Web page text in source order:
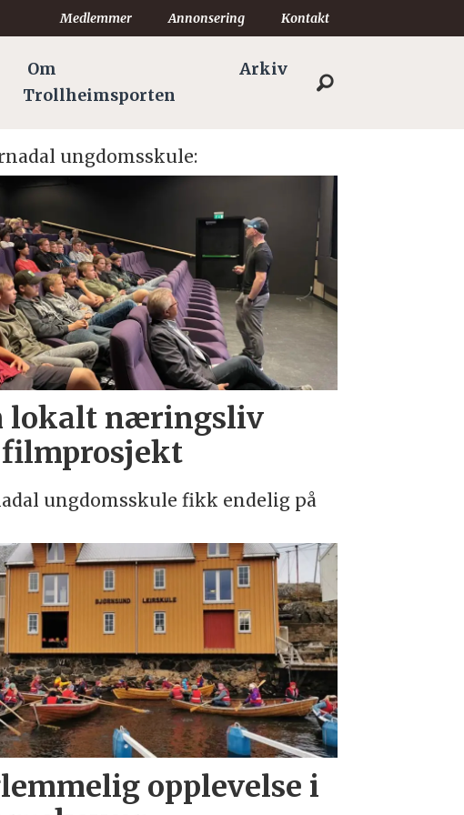
Medlemmer Annonsering Kontakt
Om
Trollheimsporten
Arkiv
ungdomsskule:
lokalt næringsliv
ungdomsskule fikk endelig på
opplevelse i